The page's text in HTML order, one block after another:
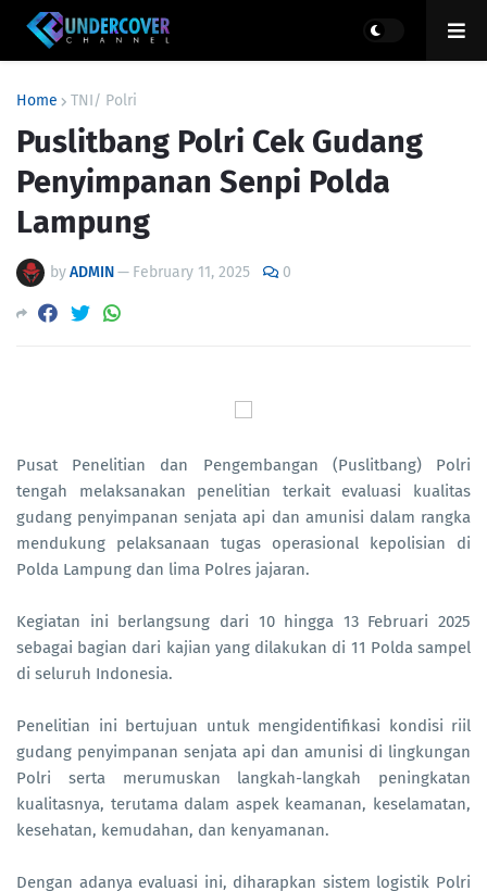
Home TNI/ Polri
Puslitbang Polri Cek Gudang
Penyimpanan Senpi Polda
Lampung
byADMIN— February 11, 2025 0
Pusat Penelitian dan Pengembangan (Puslitbang) Polri
tengah melaksanakan penelitian terkait evaluasi kualitas
gudang penyimpanan senjata api dan amunisi dalam rangka
mendukung pelaksanaan tugas operasional kepolisian di
Polda Lampung dan lima Polres jajaran.
Kegiatan ini berlangsung dari 10 hingga 13 Februari 2025
sebagai bagian dari kajian yang dilakukan di 11 Polda sampel
di seluruh Indonesia.
Penelitian ini bertujuan untuk mengidentifikasi kondisi riil
gudang penyimpanan senjata api dan amunisi di lingkungan
Polri serta merumuskan langkah-langkah peningkatan
kualitasnya, terutama dalam aspek keamanan, keselamatan,
kesehatan, kemudahan, dan kenyamanan.
Dengan adanya evaluasi ini, diharapkan sistem logistik Polri